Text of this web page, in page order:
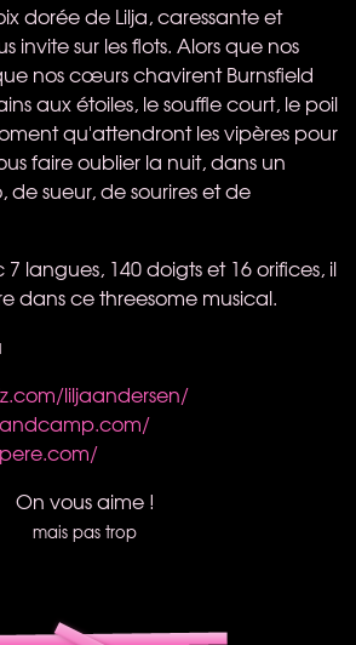
dorée de Lilja, caressante et
invite sur les flots. Alors que nos
nos cœurs chavirent Burnsfield
aux étoiles, le souffle court, le poil
qu'attendront les vipères pour
faire oublier la nuit, dans un
sueur, de sourires et de
langues, 140 doigts et 16 orifices, il
dans ce threesome musical.
liljaandersen/
On vous aime !
mais pas trop